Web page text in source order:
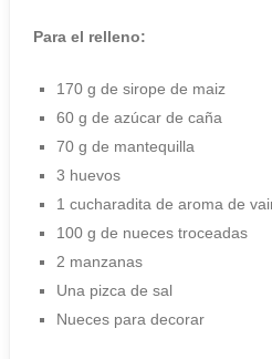
Para el relleno:
170 g de sirope de maiz
60 g de azúcar de caña
70 g de mantequilla
3 huevos
1 cucharadita de aroma de
100 g de nueces troceadas
2 manzanas
Una pizca de sal
Nueces para decorar